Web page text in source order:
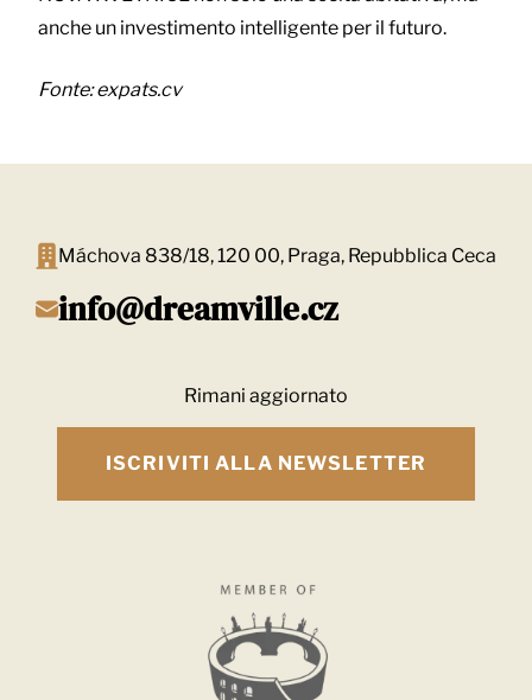
anche un investimento intelligente per il futuro.
Fonte: expats.cv
Máchova 838/18, 120 00, Praga, Repubblica Ceca
info@dreamville.cz
Rimani aggiornato
ISCRIVITI ALLA NEWSLETTER